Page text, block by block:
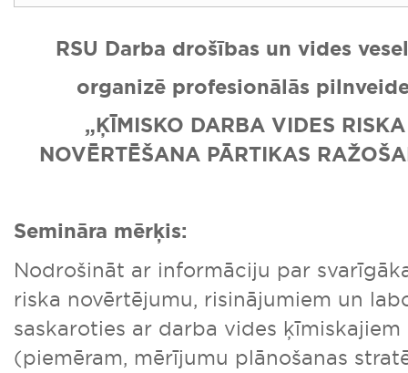
RSU Darba drošības un vides
organizē profesionālās
„ĶĪMISKO DARBA VIDES
NOVĒRTĒŠANA PĀRTIKAS
Semināra mērķis:
Nodrošināt ar informāciju par
riska novērtējumu, risinājumiem un
saskaroties ar darba vides
(piemēram, mērījumu plānošanas